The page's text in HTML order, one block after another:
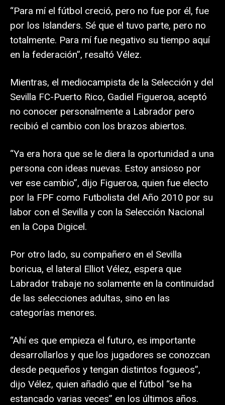
“Para mí el fútbol creció, pero no fue por él, fue
por los Islanders. Sé que el tuvo parte, pero no
totalmente. Para mí fue negativo su tiempo aquí
en la federación”, resaltó Vélez.
Mientras, el mediocampista de la Selección y del
Sevilla FC-Puerto Rico, Gadiel Figueroa, aceptó
no conocer personalmente a Labrador pero
recibió el cambio con los brazos abiertos.
“Ya era hora que se le diera la oportunidad a una
persona con ideas nuevas. Estoy ansioso por
ver ese cambio”, dijo Figueroa, quien fue electo
por la FPF como Futbolista del Año 2010 por su
labor con el Sevilla y con la Selección Nacional
en la Copa Digicel.
Por otro lado, su compañero en el Sevilla
boricua, el lateral Elliot Vélez, espera que
Labrador trabaje no solamente en la continuidad
de las selecciones adultas, sino en las
categorías menores.
“Ahí es que empieza el futuro, es importante
desarrollarlos y que los jugadores se conozcan
desde pequeños y tengan distintos fogueos”,
dijo Vélez, quien añadió que el fútbol “se ha
estancado varias veces” en los últimos años.